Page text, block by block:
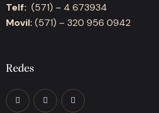
Telf: (571) – 4 673934
Movil: (571) – 320 956 0942
Redes